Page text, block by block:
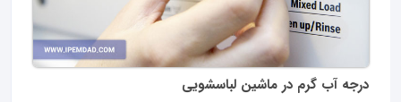
درجه آب گرم در ماشین لباسشویی